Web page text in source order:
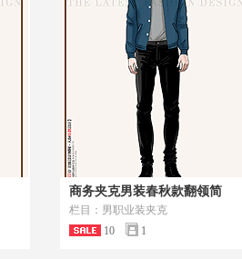
商务夹克男装春秋款翻领简
栏目：男职业装夹克
10
1